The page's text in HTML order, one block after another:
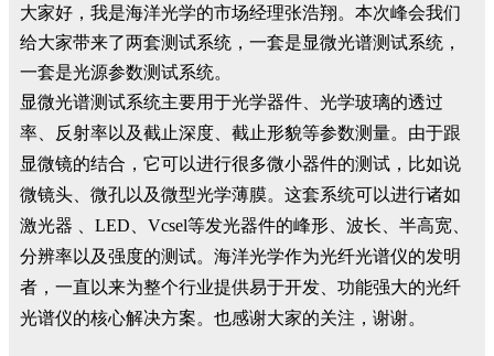
大家好，我是海洋光学的市场经理张浩翔。 本次峰会我们
给大家带来了两套测试系统，一套是显微光谱测试系统，
一套是光源参数测试系统。
显微光谱测试系统主要用于光学器件、光学玻璃的透过
率、反射率以及截止深度、截止形貌等参数测量。由于跟
显微镜的结合，它可以进行很多微小器件的测试，比如说
微镜头、微孔以及微型光学薄膜。这套系统可以进行诸如
激光器 、LED、Vcsel等发光器件的峰形、波长、半高宽、
分辨率以及强度的测试。海洋光学作为光纤光谱仪的发明
者，一直以来为整个行业提供易于开发、功能强大的光纤
光谱仪的核心解决方案。也感谢大家的关注，谢谢。